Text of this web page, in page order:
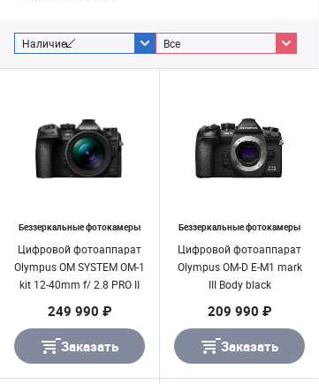
Наличие Все
Беззеркальные фотокамеры
Цифровой фотоаппарат
Olympus OM SYSTEM OM-1
kit 12-40mm f/ 2.8 PRO II
249 990 ₽
Заказать
Беззеркальные фотокамеры
Цифровой фотоаппарат
Olympus OM-D E-M1 mark
III Body black
209 990 ₽
Заказать